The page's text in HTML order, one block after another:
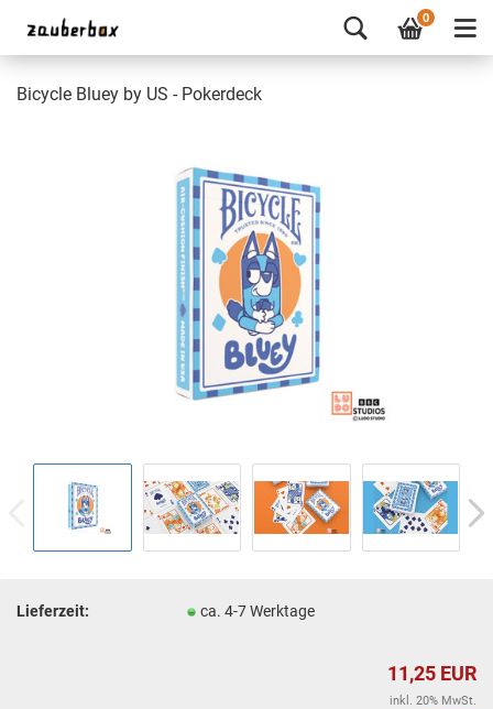
0
Bicycle Bluey by US - Pokerdeck
Lieferzeit: ca. 4-7 Werktage
11,25 EUR
inkl. 20% MwSt.